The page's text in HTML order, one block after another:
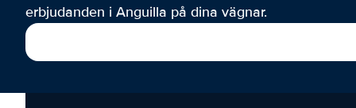
erbjudanden i Anguilla på dina vägnar.